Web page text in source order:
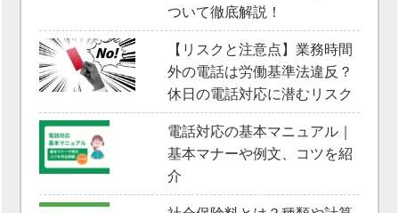
ついて徹底解説！
【リスクと注意点】業務時間
外の電話は労働基準法違反？
休日の電話対応に潜むリスク
電話対応の基本マニュアル｜
基本マナーや例文、コツを紹
介